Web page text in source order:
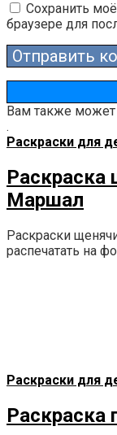
Сохранить
браузере для
Вам также может
.
Раскраски для
Раскраска
Маршал
Раскраски
распечатать на
Раскраски для
Раскраска